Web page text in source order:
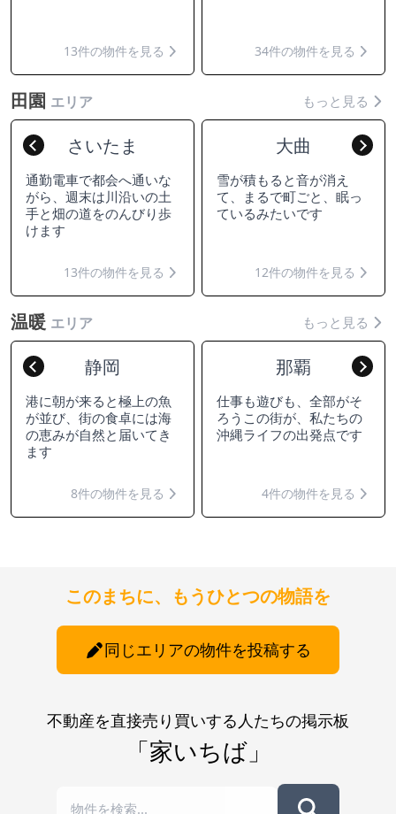
13件の物件を見る 34件の物件を見る
田園 エリア もっと見る
Previous
さいたま
通勤電車で都会へ通いな
がら、週末は川沿いの土
手と畑の道をのんびり歩
けます
13件の物件を見る
大曲
雪が積もると音が消え
て、まるで町ごと、眠っ
ているみたいです
12件の物件を見る
温暖 エリア もっと見る
Previous静岡
港に朝が来ると極上の魚
が並び、街の食卓には海
の恵みが自然と届いてき
ます
8件の物件を見る
那覇
仕事も遊びも、全部がそ
ろうこの街が、私たちの
沖縄ライフの出発点です
4件の物件を見る
このまちに、もうひとつの物語を
同じエリアの物件を投稿する
不動産を直接売り買いする人たちの掲示板
「家いちば」